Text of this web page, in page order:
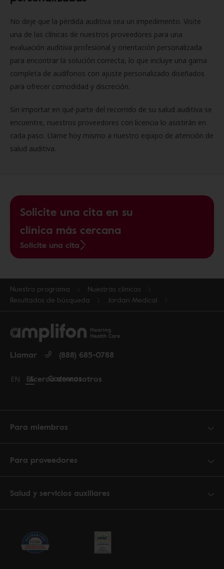
No deje que la pérdida auditiva sea un impedimento. Visite
una de las clínicas de nuestros proveedores para una
evaluación auditiva profesional y orientación personalizada
para encontrar la solución correcta, lo que incluye una gama
completa de audífonos con ajuste personalizado diseñados
para ofrecer comodidad y discreción.
Sin importar en qué parte del recorrido de su salud auditiva se
encuentre, nuestros proveedores con licencia lo asistirán en
cada paso. Llame hoy mismo a nuestro equipo de atención de
salud auditiva.
Solicite una cita en su
clínica más cercana
Solicite una cita
Nuestro programa
Nuestras clínicas
Resultados de búsqueda
Jordan Medical
Acerca de nosotros
Carreras
Llamar (888) 685-0788
Change language to English
EN Cambiar idioma a español
ES
Para miembros
Para proveedores
Salud y servicios auxiliares